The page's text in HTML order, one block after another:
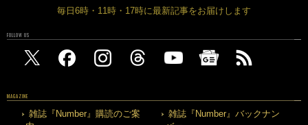
毎日6時・11時・17時に最新記事をお届けします
FOLLOW US
MAGAZINE
雑誌『Number』購読のご案
雑誌『Number』バックナン